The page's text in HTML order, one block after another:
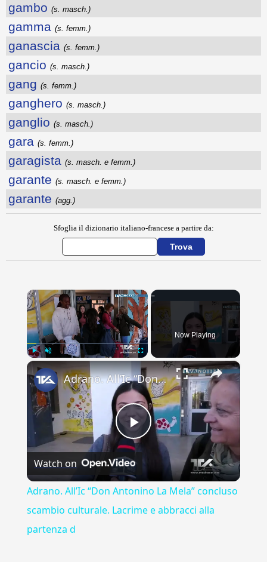
gambo (s. masch.)
gamma (s. femm.)
ganascia (s. femm.)
gancio (s. masch.)
gang (s. femm.)
ganghero (s. masch.)
ganglio (s. masch.)
gara (s. femm.)
garagista (s. masch. e femm.)
garante (s. masch. e femm.)
garante (agg.)
Sfoglia il dizionario italiano-francese a partire da:
×
Now Playing
×
Play
Video
Adrano. All’Ic “Don Antonino La Mela” concluso scambio culturale. Lacrime e abbracci alla partenza d
Watch on
Adrano. All’Ic “Don Antonino La Mela” concluso
scambio culturale. Lacrime e abbracci alla
partenza d